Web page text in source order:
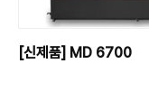
[신제품] MD 6700